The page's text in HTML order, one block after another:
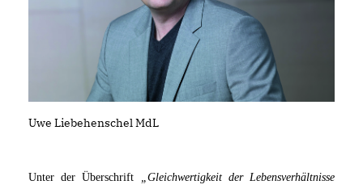
Uwe Liebehenschel MdL
Unter der Überschrift Gleichwertigkeit der Lebensverhältnisse